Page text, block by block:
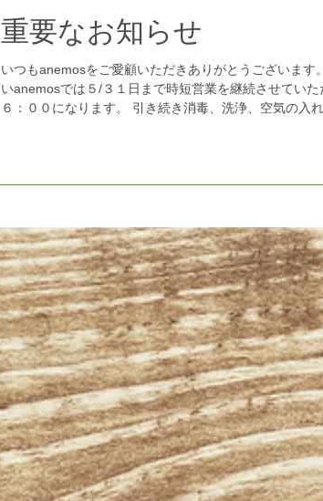
重要なお知らせ
いつもanemosをご愛顧いただきありがとうございます。 緊急事態宣言が延長になりそれに
いanemosでは５/３１日まで時短営業を継続させてい
６：００になります。 引き続き消毒、洗浄、空気の入れ替え、ソーシャルディスタンスなど